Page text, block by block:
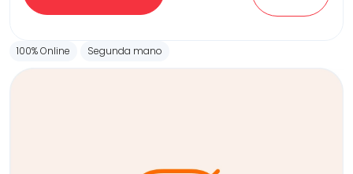
100% Online Segunda mano